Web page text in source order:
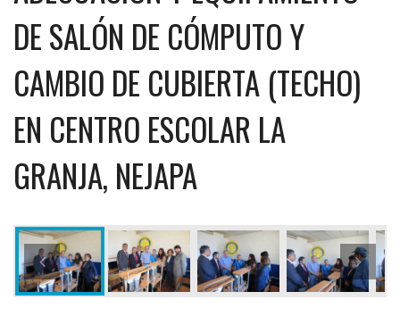
DE SALÓN DE CÓMPUTO Y
CAMBIO DE CUBIERTA (TECHO)
EN CENTRO ESCOLAR LA
GRANJA, NEJAPA